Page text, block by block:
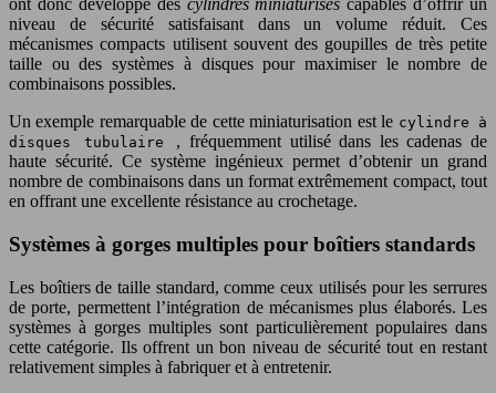
ont donc développé des cylindres miniaturiséscapables d’offrir un
niveau de sécurité satisfaisant dans un volume réduit. Ces
mécanismes compacts utilisent souvent des goupilles de très petite
taille ou des systèmes à disques pour maximiser le nombre de
combinaisons possibles.
Un exemple remarquable de cette miniaturisation est le cylindre à
disques tubulaire , fréquemment utilisé dans les cadenas de
haute sécurité. Ce système ingénieux permet d’obtenir un grand
nombre de combinaisons dans un format extrêmement compact, tout
en offrant une excellente résistance au crochetage.
Systèmes à gorges multiples pour boîtiers standards
Les boîtiers de taille standard, comme ceux utilisés pour les serrures
de porte, permettent l’intégration de mécanismes plus élaborés. Les
systèmes à gorges multiples sont particulièrement populaires dans
cette catégorie. Ils offrent un bon niveau de sécurité tout en restant
relativement simples à fabriquer et à entretenir.